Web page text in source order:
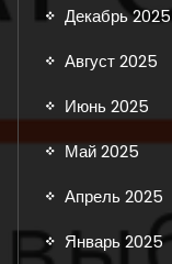
Декабрь 2025
Август 2025
Июнь 2025
Май 2025
Апрель 2025
Январь 2025